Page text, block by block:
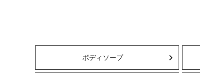
ボディソープ